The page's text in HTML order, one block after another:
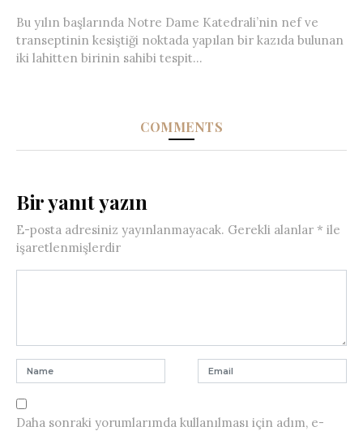
Bu yılın başlarında Notre Dame Katedrali’nin nef ve
transeptinin kesiştiği noktada yapılan bir kazıda bulunan
iki lahitten birinin sahibi tespit...
COMMENTS
Bir yanıt yazın
E-posta adresiniz yayınlanmayacak. Gerekli alanlar * ile
işaretlenmişlerdir
Daha sonraki yorumlarımda kullanılması için adım, e-